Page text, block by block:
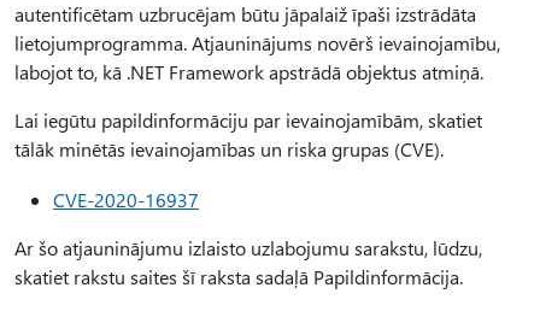
autentificētam uzbrucējam būtu jāpalaiž īpaši izstrādāta
lietojumprogramma. Atjauninājums novērš ievainojamību,
labojot to, kā .NET Framework apstrādā objektus atmiņā.
Lai iegūtu papildinformāciju par ievainojamībām, skatiet
tālāk minētās ievainojamības un riska grupas (CVE).
CVE-2020-16937
Ar šo atjauninājumu izlaisto uzlabojumu sarakstu, lūdzu,
skatiet rakstu saites šī raksta sadaļā Papildinformācija.